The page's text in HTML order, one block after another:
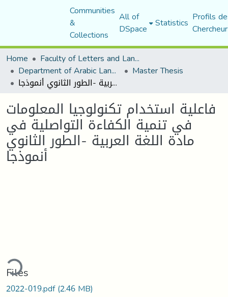
Communities
&
Collections
All of
DSpace Statistics Profils
Home
Faculty of Letters and Languages
Department of Arabic Language and Literature Master Thesis
فاعلية استخدام تكنولوجيا المعلومات في تنمية الكفاءة التواصلية في مادة اللغة العربية -الطور الثانوي أنموذجا
فاعلية استخدام تكنولوجيا المعلومات
في تنمية الكفاءة التواصلية في
مادة اللغة العربية -الطور الثانوي
أنموذجا
Files
2022-019.pdf(2.46 MB)